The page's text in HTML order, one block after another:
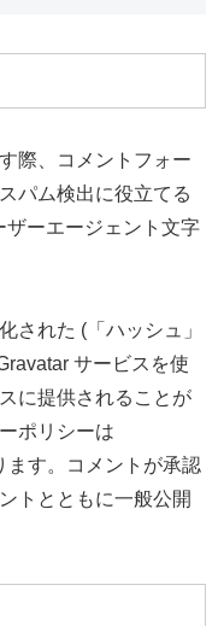
際、コメントフォー
パム検出に役立てる
ザーエージェント文字
された (「ハッシュ」
サービスを使
に提供されることが
ポリシーは
ます。コメントが承認
トとともに一般公開